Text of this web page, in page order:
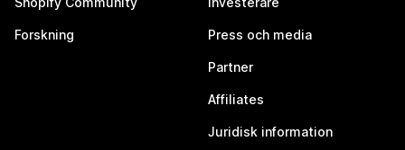
Forskning Press och media
Partner
Affiliates
Juridisk information